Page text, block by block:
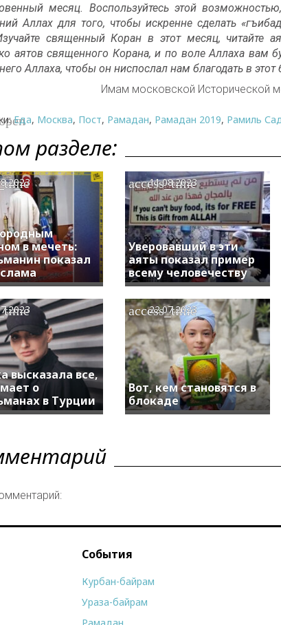
месяц. Воспользуйтесь этой
Аллах для того, чтобы искренне сделать
священный Коран в этот месяц, читайте
аятов священного Корана, и по воле Аллаха вам
Аллаха, чтобы он ниспослал нам благодать в
Имам московской Исторической
Еда, Москва, Пост, Рамадан, Рамадан 2019, Рамиль
разделе:
в мечеть:
показал
Уверовавший в эти
аяты показал пример
всему человечеству
access_time
11.08.2023
высказала все,
о
в Турции
Вот, кем становятся в
блокаде
access_time
22.07.2023
События
Курбан-байрам
Ураза-байрам
Рамадан